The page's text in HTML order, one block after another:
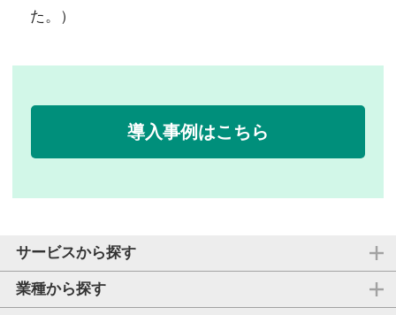
た。）
導入事例はこちら
サービスから探す
業種から探す